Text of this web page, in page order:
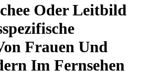
Oder Leitbild
Frauen Und
Im Fernsehen